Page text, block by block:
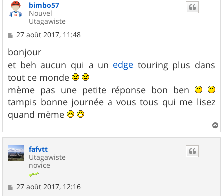
bimbo57
Nouvel
Utagawiste
M
s
s
a
g
e
27 août 2017, 11:48
bonjour
et beh aucun qui a un edge touring plus dans
tout ce monde
mème pas une petite réponse bon ben
tampis bonne journée a vous tous qui me lisez
quand mème
a
fafvtt
Utagawiste
novice
M
27 août 2017, 12:16